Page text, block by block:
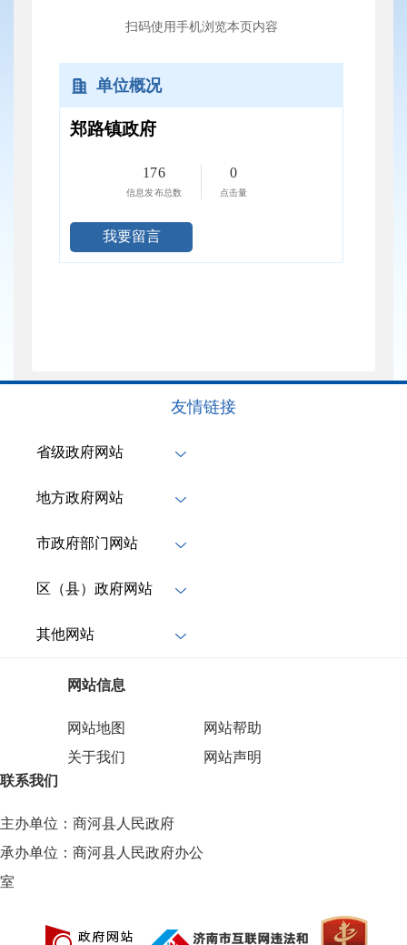
扫码使用手机浏览本页内容
单位概况
郑路镇政府
176
信息发布总数
0
点击量
我要留言
友情链接
省级政府网站
地方政府网站
市政府部门网站
区（县）政府网站
其他网站
网站信息
网站地图
网站帮助
关于我们
网站声明
联系我们
主办单位：商河县人民政府
承办单位：商河县人民政府办公
室